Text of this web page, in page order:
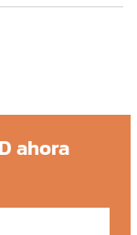
ahora